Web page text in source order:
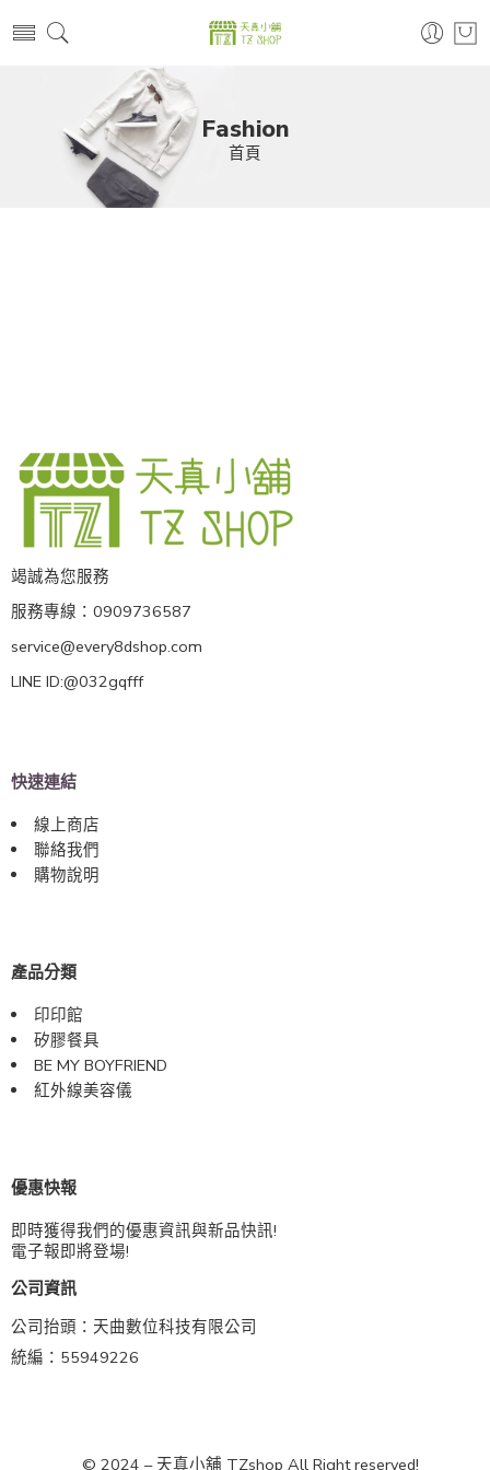
Fashion
首頁
竭誠為您服務
服務專線：0909736587
service@every8dshop.com
LINE ID:@032gqfff
快速連結
線上商店
聯絡我們
購物說明
產品分類
印印館
矽膠餐具
BE MY BOYFRIEND
紅外線美容儀
優惠快報
即時獲得我們的優惠資訊與新品快訊!
電子報即將登場!
公司資訊
公司抬頭：天曲數位科技有限公司
統編：55949226
© 2024 – 天真小舖 TZshop All Right reserved!